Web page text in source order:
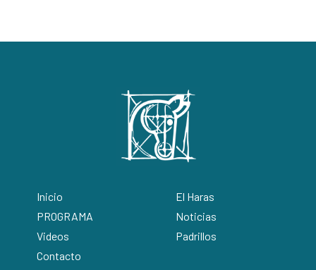
Inicio
El Haras
PROGRAMA
Noticias
Videos
Padrillos
Contacto